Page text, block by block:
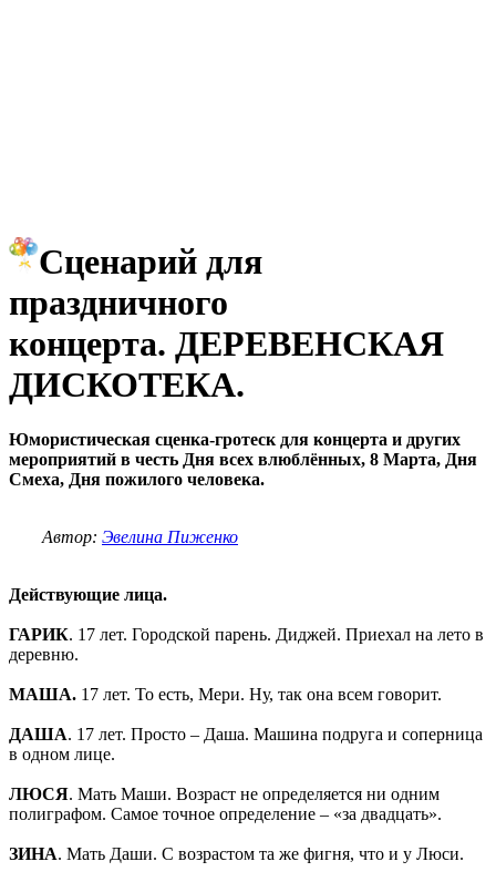
Сценарий для
праздничного
концерта. ДЕРЕВЕНСКАЯ
ДИСКОТЕКА.
Юмористическая сценка-гротеск для концерта и других
мероприятий в честь Дня всех влюблённых, 8 Марта, Дня
Смеха, Дня пожилого человека.
Автор: Эвелина Пиженко
Действующие лица.
ГАРИК. 17 лет. Городской парень. Диджей. Приехал на лето в
деревню.
МАША. 17 лет. То есть, Мери. Ну, так она всем говорит.
ДАША. 17 лет. Просто – Даша. Машина подруга и соперница
в одном лице.
ЛЮСЯ. Мать Маши. Возраст не определяется ни одним
полиграфом. Самое точное определение – «за двадцать».
ЗИНА. Мать Даши. С возрастом та же фигня, что и у Люси.